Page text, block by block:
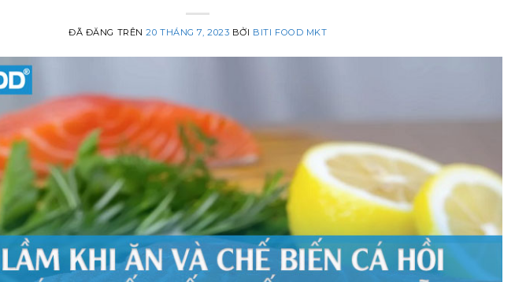
ĐÃ ĐĂNG TRÊN20 THÁNG 7, 2023 BỞI BITI FOOD MKT